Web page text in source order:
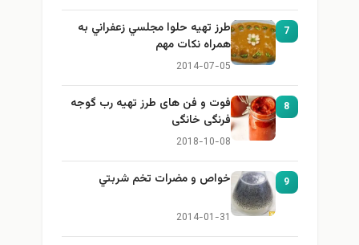
7
طرز تهيه حلوا مجلسي زعفراني به
همراه نكات مهم
2014-07-05
8
فوت و فن های طرز تهیه رب گوجه
فرنگی خانگی
2018-10-08
9 خواص و مضرات تخم شربتي
2014-01-31